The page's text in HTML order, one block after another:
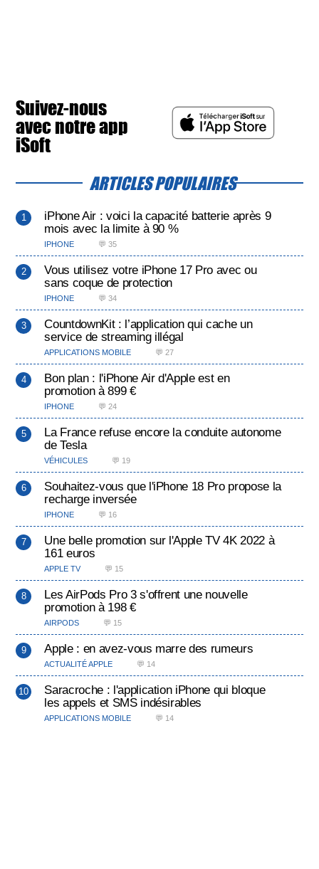
Suivez-nous
avec notre app
iSoft
ARTICLES POPULAIRES
iPhone Air : voici la capacité batterie après 9
mois avec la limite à 90 %
IPHONE 💬 35
Vous utilisez votre iPhone 17 Pro avec ou
sans coque de protection
IPHONE 💬 34
CountdownKit : l’application qui cache un
service de streaming illégal
APPLICATIONS MOBILE 💬 27
Bon plan : l'iPhone Air d'Apple est en
promotion à 899 €
IPHONE 💬 24
La France refuse encore la conduite autonome
de Tesla
VÉHICULES 💬 19
Souhaitez-vous que l'iPhone 18 Pro propose la
recharge inversée
IPHONE 💬 16
Une belle promotion sur l'Apple TV 4K 2022 à
161 euros
APPLE TV 💬 15
Les AirPods Pro 3 s'offrent une nouvelle
promotion à 198 €
AIRPODS 💬 15
Apple : en avez-vous marre des rumeurs
ACTUALITÉ APPLE 💬 14
Saracroche : l'application iPhone qui bloque
les appels et SMS indésirables
APPLICATIONS MOBILE 💬 14